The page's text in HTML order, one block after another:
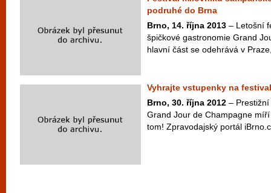
podruhé do Brna
Brno, 14. října 2013 – Letošní
špičkové gastronomie Grand
hlavní část se odehrává v
Vyhrajte vstupenky na
Brno, 30. října 2012 –
Grand Jour de Champagne
tom! Zpravodajský portál